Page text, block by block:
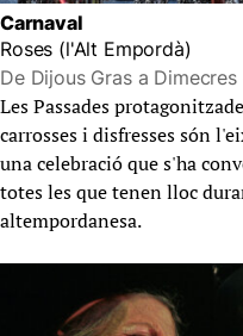
Carnaval
Roses (l'Alt Empordà)
De Dijous Gras a
Les Passades
carrosses i disfresses són
una celebració que s'ha
totes les que tenen lloc
altempordanesa.